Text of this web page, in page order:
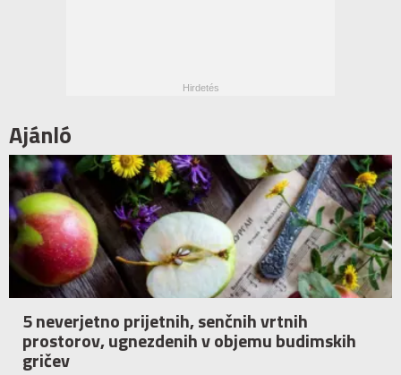
Ajánló
5 neverjetno prijetnih, senčnih vrtnih
prostorov, ugnezdenih v objemu budimskih
gričev